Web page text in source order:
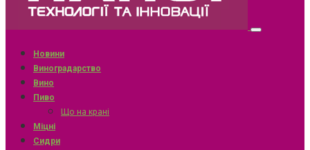
Новини
Виноградарство
Вино
Пиво
Що на крані
Міцні
Сидри